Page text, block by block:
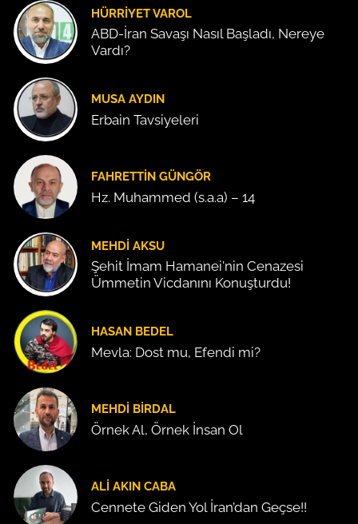
HÜRRIYET VAROL
ABD-İran Savaşı Nasıl Başladı, Nereye
Vardı?
MUSA AYDIN
Erbain Tavsiyeleri
FAHRETTIN GÜNGÖR
Hz. Muhammed (s.a.a) – 14
MEHDI AKSU
Şehit İmam Hamanei'nin Cenazesi
Ümmetin Vicdanını Konuşturdu!
HASAN BEDEL
Mevla: Dost mu, Efendi mi?
MEHDI BIRDAL
Örnek Al, Örnek İnsan Ol
ALI AKIN CABA
Cennete Giden Yol İran’dan Geçse!!